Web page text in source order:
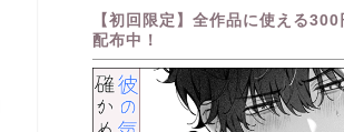
【初回限定】全作品に使える
配布中！